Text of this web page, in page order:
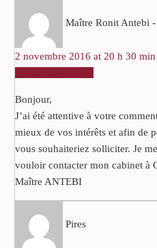
Maître Ronit Antebi -
2 novembre 2016 at 20 h 30 min
Bonjour,
J’ai été attentive à votre
mieux de vos intérêts et afin de
vous souhaiteriez solliciter. Je
vouloir contacter mon cabinet à
Maître ANTEBI
Pires